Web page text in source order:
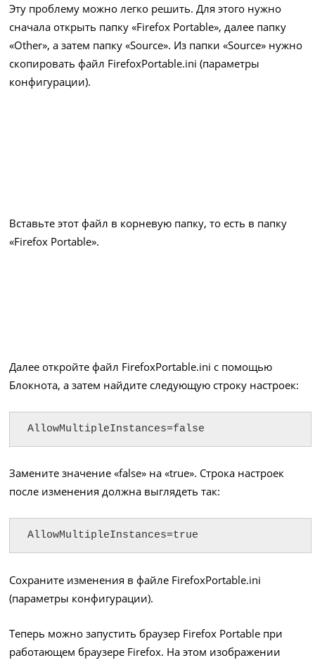
Эту проблему можно легко решить. Для этого нужно
сначала открыть папку «Firefox Portable», далее папку
«Other», а затем папку «Source». Из папки «Source» нужно
скопировать файл FirefoxPortable.ini (параметры
конфигурации).
Вставьте этот файл в корневую папку, то есть в папку
«Firefox Portable».
Далее откройте файл FirefoxPortable.ini с помощью
Блокнота, а затем найдите следующую строку настроек:
AllowMultipleInstances=false
Замените значение «false» на «true». Строка настроек
после изменения должна выглядеть так:
AllowMultipleInstances=true
Сохраните изменения в файле FirefoxPortable.ini
(параметры конфигурации).
Теперь можно запустить браузер Firefox Portable при
работающем браузере Firefox. На этом изображении